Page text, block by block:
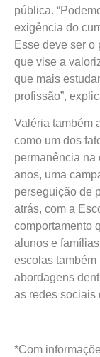
pública.
exigência do
Esse deve ser
que vise a
que mais
profissão”,
Valéria também
como um dos
permanência na
anos, uma
perseguição de
atrás, com a
comportamento
alunos e
escolas também
abordagens
as redes sociais
*Com